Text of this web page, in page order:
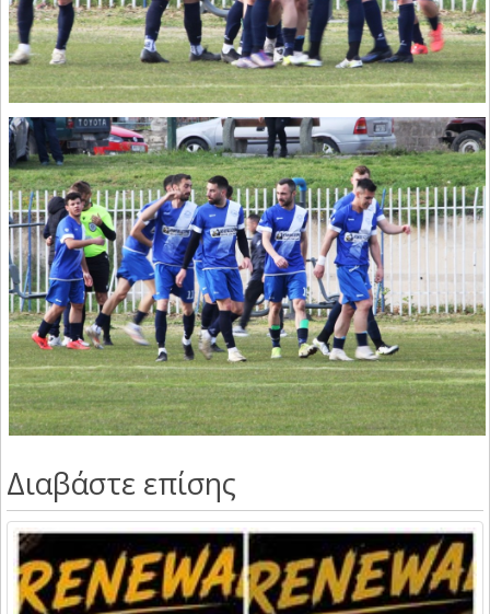
Διαβάστε επίσης